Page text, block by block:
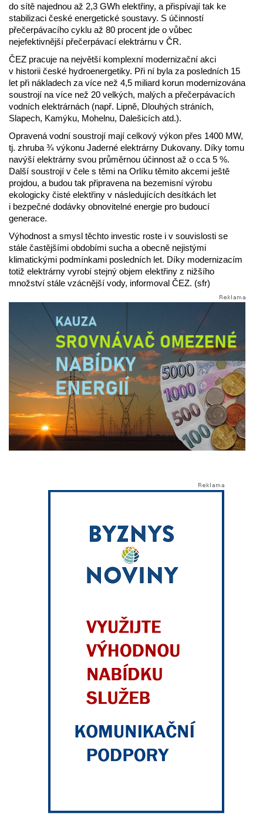
do sítě najednou až 2,3 GWh elektřiny, a přispívají tak ke
stabilizaci české energetické soustavy. S účinností
přečerpávacího cyklu až 80 procent jde o vůbec
nejefektivnější přečerpávací elektrárnu v ČR.
ČEZ pracuje na největší komplexní modernizační akci
v historii české hydroenergetiky. Při ní byla za posledních 15
let při nákladech za více než 4,5 miliard korun modernizována
soustrojí na více než 20 velkých, malých a přečerpávacích
vodních elektrárnách (např. Lipně, Dlouhých stráních,
Slapech, Kamýku, Mohelnu, Dalešicích atd.).
Opravená vodní soustrojí mají celkový výkon přes 1400 MW,
tj. zhruba ¾ výkonu Jaderné elektrárny Dukovany. Díky tomu
navýší elektrárny svou průměrnou účinnost až o cca 5 %.
Další soustrojí v čele s těmi na Orlíku těmito akcemi ještě
projdou, a budou tak připravena na bezemisní výrobu
ekologicky čisté elektřiny v následujících desítkách let
i bezpečné dodávky obnovitelné energie pro budoucí
generace.
Výhodnost a smysl těchto investic roste i v souvislosti se
stále častějšími obdobími sucha a obecně nejistými
klimatickými podmínkami posledních let. Díky modernizacím
totiž elektrárny vyrobí stejný objem elektřiny z nižšího
množství stále vzácnější vody, informoval ČEZ. (sfr)